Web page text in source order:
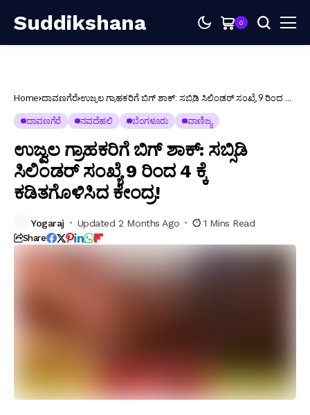
Suddikshana 0
Home ದಾವಣಗೆರೆ ಉಜ್ವಲ ಗ್ರಾಹಕರಿಗೆ ಬಿಗ್ ಶಾಕ್: ಸಬ್ಸಿಡಿ ಸಿಲಿಂಡರ್ ಸಂಖ್ಯೆ 9 ರಿಂದ 4
ದಾವಣಗೆರೆ ನವದೆಹಲಿ ಬೆಂಗಳೂರು ವಾಣಿಜ್ಯ
ಉಜ್ವಲ ಗ್ರಾಹಕರಿಗೆ ಬಿಗ್ ಶಾಕ್: ಸಬ್ಸಿಡಿ
ಸಿಲಿಂಡರ್ ಸಂಖ್ಯೆ 9 ರಿಂದ 4 ಕ್ಕೆ
ಕಡಿತಗೊಳಿಸಿದ ಕೇಂದ್ರ!
Yogaraj Updated 2 Months Ago 1 Mins Read
Share